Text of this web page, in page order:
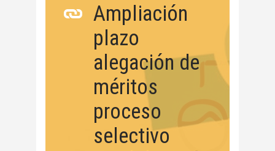
Ampliación
plazo
alegación de
méritos
proceso
selectivo